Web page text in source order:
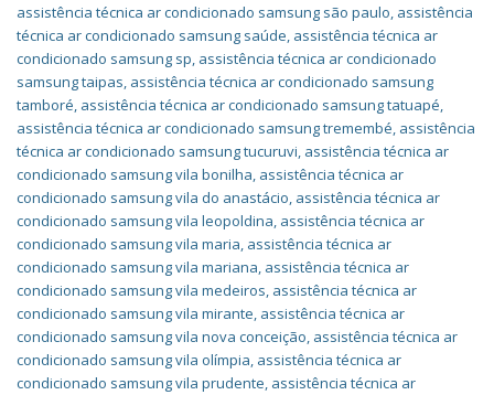
assistência técnica ar condicionado samsung são paulo, assistência
técnica ar condicionado samsung saúde, assistência técnica ar
condicionado samsung sp, assistência técnica ar condicionado
samsung taipas, assistência técnica ar condicionado samsung
tamboré, assistência técnica ar condicionado samsung tatuapé,
assistência técnica ar condicionado samsung tremembé, assistência
técnica ar condicionado samsung tucuruvi, assistência técnica ar
condicionado samsung vila bonilha, assistência técnica ar
condicionado samsung vila do anastácio, assistência técnica ar
condicionado samsung vila leopoldina, assistência técnica ar
condicionado samsung vila maria, assistência técnica ar
condicionado samsung vila mariana, assistência técnica ar
condicionado samsung vila medeiros, assistência técnica ar
condicionado samsung vila mirante, assistência técnica ar
condicionado samsung vila nova conceição, assistência técnica ar
condicionado samsung vila olímpia, assistência técnica ar
condicionado samsung vila prudente, assistência técnica ar